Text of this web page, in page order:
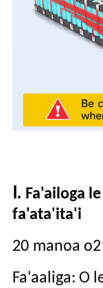
. Fa'ailoga
fa'ata'ita'i
20 manoa o
Fa'aaliga: O